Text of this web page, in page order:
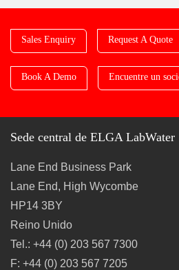
Sales Enquiry Request A Quote
Book A Demo Encuentre un
Sede central de ELGA LabWater
Lane End Business Park
Lane End, High Wycombe
HP14 3BY
Reino Unido
Tel.: +44 (0) 203 567 7300
F: +44 (0) 203 567 7205